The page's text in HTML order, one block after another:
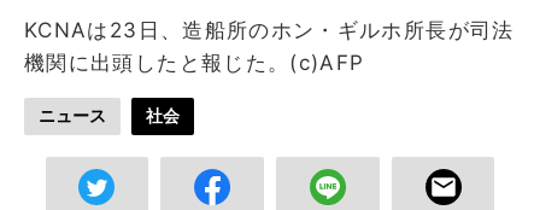
KCNAは23日、造船所のホン・ギルホ所長が司法
機関に出頭したと報じた。(c)AFP
ニュース 社会